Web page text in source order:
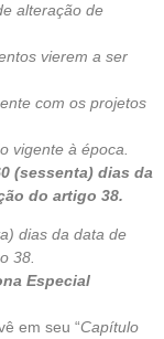
alteração de
vierem a ser
com os projetos
vigente à época.
(sessenta) dias da
do artigo 38.
dias da data de
38.
Especial
em seu “Capítulo